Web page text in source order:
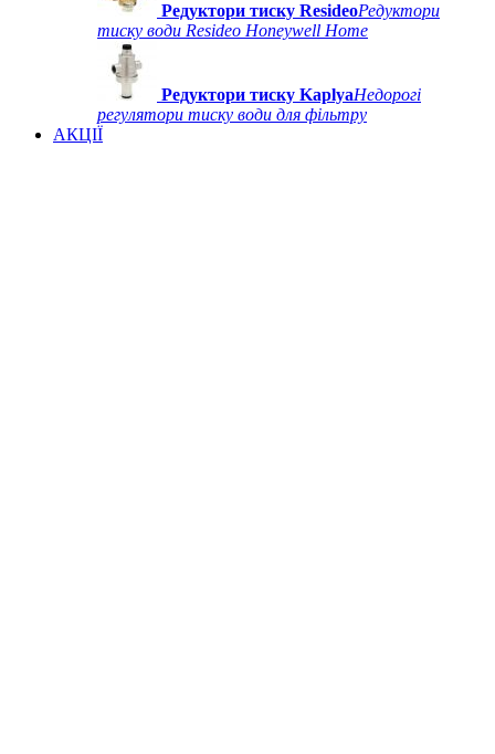
Редуктори тиску ResideoРедуктори
тиску води Resideo Honeywell Home
Редуктори тиску KaplyaНедорогі
регулятори тиску води для фільтру
АКЦІЇ